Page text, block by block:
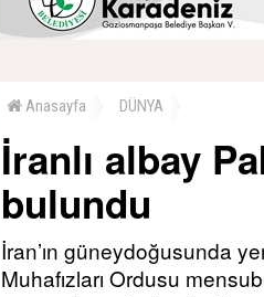
Anasayfa DÜNYA
İranlı albay
bulundu
İran’ın güneydoğusunda
Muhafızları Ordusu